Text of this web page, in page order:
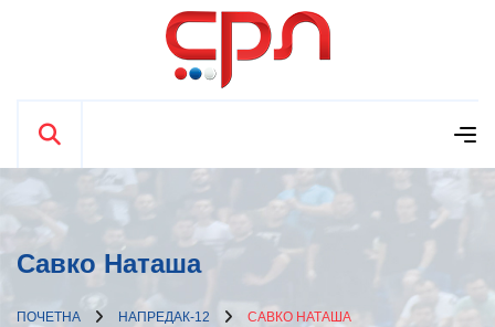
Савко Наташа
ПОЧЕТНА НАПРЕДАК-12 САВКО НАТАША